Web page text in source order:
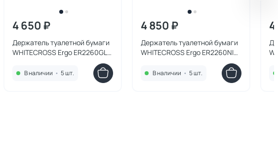
4 650 ₽
Держатель туалетной бумаги
WHITECROSS Ergo ER2260GL,
В наличии • 5 шт.
4 850 ₽
Держатель туалетной бумаги
WHITECROSS Ergo ER2260NIB,
В наличии • 5 шт.